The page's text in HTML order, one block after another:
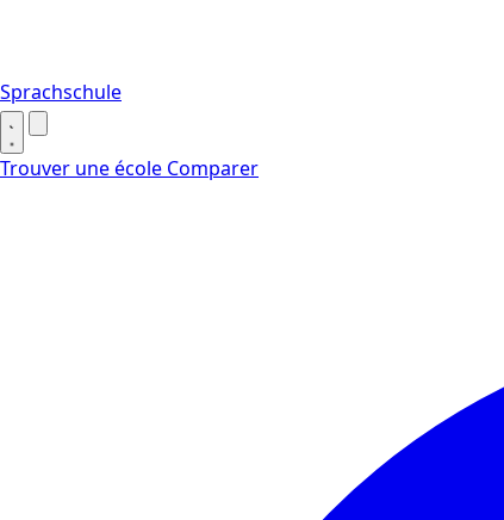
Sprachschule
Trouver une école Comparer